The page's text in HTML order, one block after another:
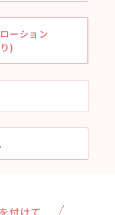
プセル化さ
型セラミ